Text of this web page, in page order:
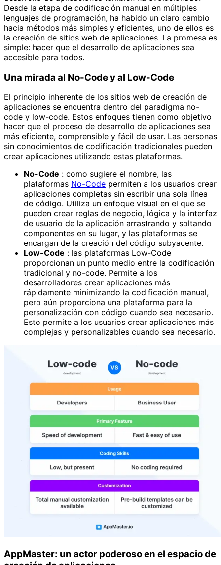
Desde la etapa de codificación manual en múltiples
lenguajes de programación, ha habido un claro cambio
hacia métodos más simples y eficientes, uno de ellos es
la creación de sitios web de aplicaciones. La promesa es
simple: hacer que el desarrollo de aplicaciones sea
accesible para todos.
Una mirada al No-Code y al Low-Code
El principio inherente de los sitios web de creación de
aplicaciones se encuentra dentro del paradigma no-
code y low-code. Estos enfoques tienen como objetivo
hacer que el proceso de desarrollo de aplicaciones sea
más eficiente, comprensible y fácil de usar. Las personas
sin conocimientos de codificación tradicionales pueden
crear aplicaciones utilizando estas plataformas.
No-Code : como sugiere el nombre, las
plataformas No-Code permiten a los usuarios crear
aplicaciones completas sin escribir una sola línea
de código. Utiliza un enfoque visual en el que se
pueden crear reglas de negocio, lógica y la interfaz
de usuario de la aplicación arrastrando y soltando
componentes en su lugar, y las plataformas se
encargan de la creación del código subyacente.
Low-Code : las plataformas Low-Code
proporcionan un punto medio entre la codificación
tradicional y no-code. Permite a los
desarrolladores crear aplicaciones más
rápidamente minimizando la codificación manual,
pero aún proporciona una plataforma para la
personalización con código cuando sea necesario.
Esto permite a los usuarios crear aplicaciones más
complejas y personalizables cuando sea necesario.
AppMaster: un actor poderoso en el espacio de